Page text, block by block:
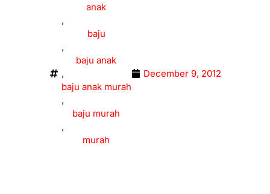
anak
,
baju
,
baju anak
,
baju anak murah
,
baju murah
,
murah
December 9, 2012